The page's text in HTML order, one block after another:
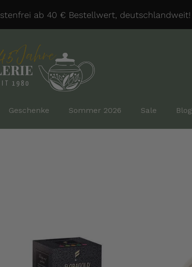
ab 40 € Bestellwert, deutschlandweit!
Geschenke Sommer 2026 Sale Blog